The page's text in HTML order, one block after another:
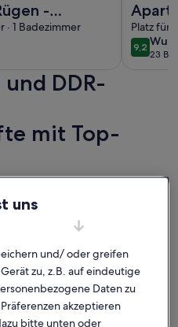
-
· 1 Badezimmer
Pers.
Zwei
Platz für
9,29,2 von
23
(23
DDR-
mit Top-
in Thiessow – Ihr
uns
und/ oder greifen
zu, z.B. auf eindeutige
Daten zu
akzeptieren
bitte unten oder